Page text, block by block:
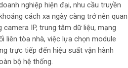
nghiệp hiện đại, nhu cầu truyền
cách xa ngày càng trở nên quan
IP, trung tâm dữ liệu, mạng
liên tòa nhà, việc lựa chọn module
trực tiếp đến hiệu suất vận hành
bộ hệ thống.